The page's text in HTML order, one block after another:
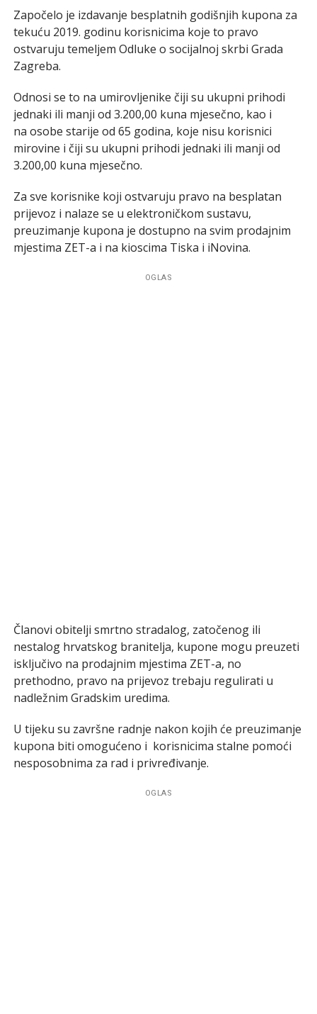
Započelo je izdavanje besplatnih godišnjih kupona za
tekuću 2019. godinu korisnicima koje to pravo
ostvaruju temeljem Odluke o socijalnoj skrbi Grada
Zagreba.
Odnosi se to na umirovljenike čiji su ukupni prihodi
jednaki ili manji od 3.200,00 kuna mjesečno, kao i
na osobe starije od 65 godina, koje nisu korisnici
mirovine i čiji su ukupni prihodi jednaki ili manji od
3.200,00 kuna mjesečno.
Za sve korisnike koji ostvaruju pravo na besplatan
prijevoz i nalaze se u elektroničkom sustavu,
preuzimanje kupona je dostupno na svim prodajnim
mjestima ZET-a i na kioscima Tiska i iNovina.
OGLAS
Članovi obitelji smrtno stradalog, zatočenog ili
nestalog hrvatskog branitelja, kupone mogu preuzeti
isključivo na prodajnim mjestima ZET-a, no
prethodno, pravo na prijevoz trebaju regulirati u
nadležnim Gradskim uredima.
U tijeku su završne radnje nakon kojih će preuzimanje
kupona biti omogućeno i korisnicima stalne pomoći
nesposobnima za rad i privređivanje.
OGLAS